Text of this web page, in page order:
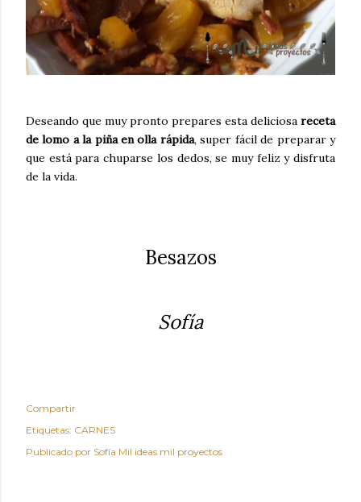
Deseando que muy pronto prepares esta deliciosa receta
de lomo a la piña en olla rápida, super fácil de preparar y
que está para chuparse los dedos, se muy feliz y disfruta
de la vida.
Besazos
Sofía
Compartir
Etiquetas: CARNES
Publicado por Sofía Mil ideas mil proyectos